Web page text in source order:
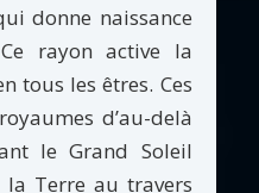
donne naissance
rayon active la
tous les êtres. Ces
d’au-delà
le Grand Soleil
la Terre au travers